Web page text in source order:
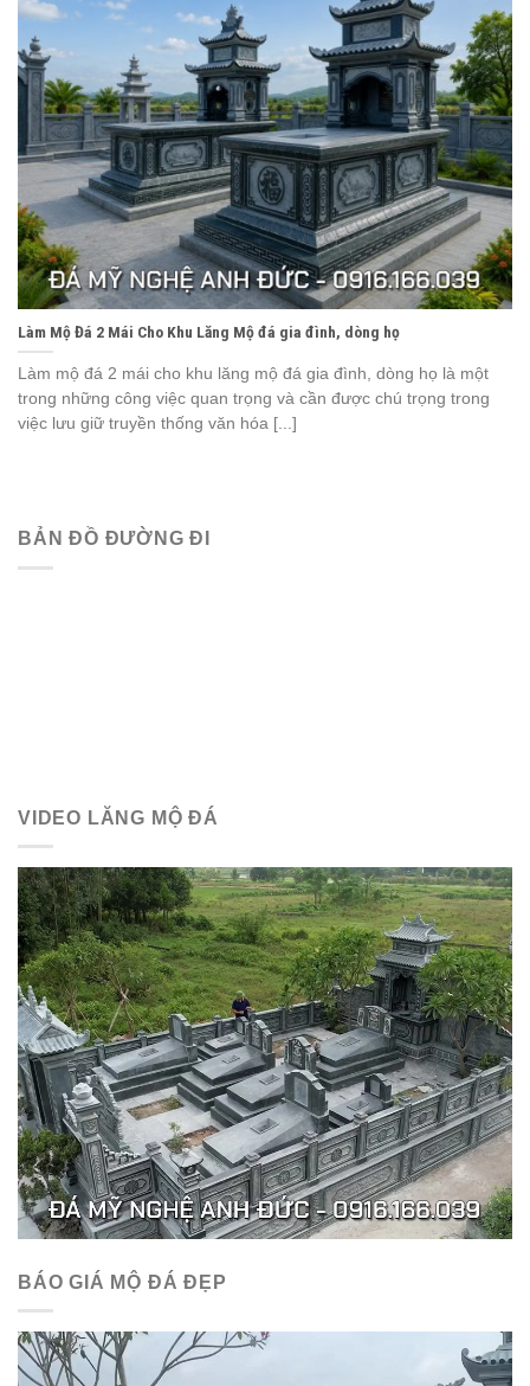
Làm Mộ Đá 2 Mái Cho Khu Lăng Mộ đá gia đình, dòng họ
Làm mộ đá 2 mái cho khu lăng mộ đá gia đình, dòng họ là một
trong những công việc quan trọng và cần được chú trọng trong
việc lưu giữ truyền thống văn hóa [...]
BẢN ĐỒ ĐƯỜNG ĐI
VIDEO LĂNG MỘ ĐÁ
BÁO GIÁ MỘ ĐÁ ĐẸP